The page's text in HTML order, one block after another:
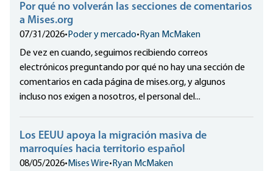
Por qué no volverán las secciones de comentarios
a Mises.org
07/31/2026• Poder y mercado• Ryan McMaken
De vez en cuando, seguimos recibiendo correos
electrónicos preguntando por qué no hay una sección de
comentarios en cada página de mises.org, y algunos
incluso nos exigen a nosotros, el personal del...
Los EEUU apoya la migración masiva de
marroquíes hacia territorio español
08/05/2026• Mises Wire• Ryan McMaken